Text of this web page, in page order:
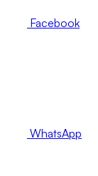
Facebook
WhatsApp